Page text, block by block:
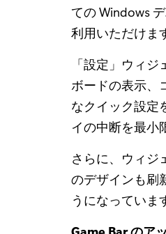
ての Windows
利用いただけま
「設定」ウィ
ボードの表示、
なクイック設定
イの中断を最小
さらに、ウィジ
のデザインも刷
うになっていま
Game Bar のア